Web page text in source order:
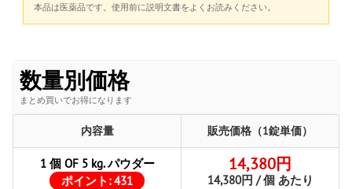
本品は医薬品です。使用前に説明文書をよくお読みください。
数量別価格
まとめ買いでお得になります
内容量 販売価格（1錠単価）
1 個 OF 5 kg. パウダー
ポイント:431
14,380円
14,380円 / 個 あたり